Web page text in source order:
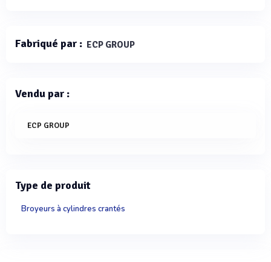
Fabriqué par : ECP GROUP
Vendu par :
ECP GROUP
Type de produit
Broyeurs à cylindres crantés